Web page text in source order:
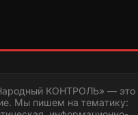
КОНТРОЛЬ» — это
Мы пишем на тематику: